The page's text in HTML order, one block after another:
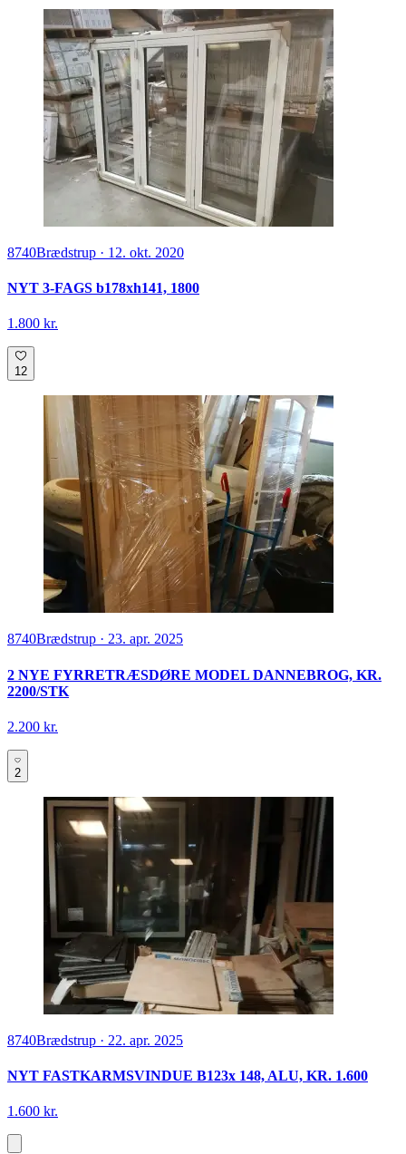
8740Brædstrup · 12. okt. 2020
NYT 3-FAGS b178xh141, 1800
1.800 kr.
12
8740Brædstrup · 23. apr. 2025
2 NYE FYRRETRÆSDØRE MODEL DANNEBROG, KR.
2200/STK
2.200 kr.
2
8740Brædstrup · 22. apr. 2025
NYT FASTKARMSVINDUE B123x 148, ALU, KR. 1.600
1.600 kr.